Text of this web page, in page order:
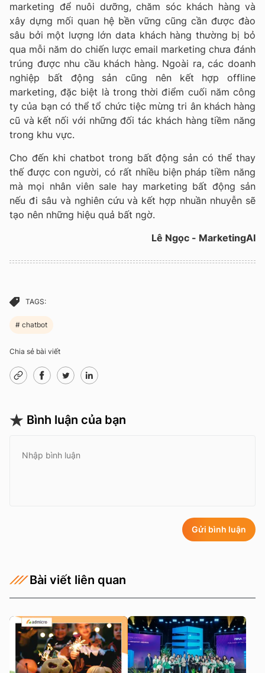
marketing để nuôi dưỡng, chăm sóc khách hàng và
xây dựng mối quan hệ bền vững cũng cần được đào
sâu bởi một lượng lớn data khách hàng thường bị bỏ
qua mỗi năm do chiến lược email marketing chưa đánh
trúng được nhu cầu khách hàng. Ngoài ra, các doanh
nghiệp bất động sản cũng nên kết hợp offline
marketing, đặc biệt là trong thời điểm cuối năm công
ty của bạn có thể tổ chức tiệc mừng tri ân khách hàng
cũ và kết nối với những đối tác khách hàng tiềm năng
trong khu vực.
Cho đến khi chatbot trong bất động sản có thể thay
thế được con người, có rất nhiều biện pháp tiềm năng
mà mọi nhân viên sale hay marketing bất động sản
nếu đi sâu và nghiên cứu và kết hợp nhuần nhuyễn sẽ
tạo nên những hiệu quả bất ngờ.
Lê Ngọc - MarketingAI
TAGS:
chatbot
Chia sẻ bài viết
Bình luận của bạn
Gửi bình luận
Bài viết liên quan